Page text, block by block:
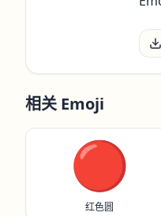
相关 Emoji
🔴
红色圆